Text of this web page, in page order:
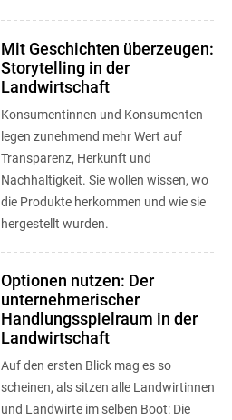
Mit Geschichten überzeugen:
Storytelling in der
Landwirtschaft
Konsumentinnen und Konsumenten
legen zunehmend mehr Wert auf
Transparenz, Herkunft und
Nachhaltigkeit. Sie wollen wissen, wo
die Produkte herkommen und wie sie
hergestellt wurden.
Optionen nutzen: Der
unternehmerischer
Handlungsspielraum in der
Landwirtschaft
Auf den ersten Blick mag es so
scheinen, als sitzen alle Landwirtinnen
und Landwirte im selben Boot: Die